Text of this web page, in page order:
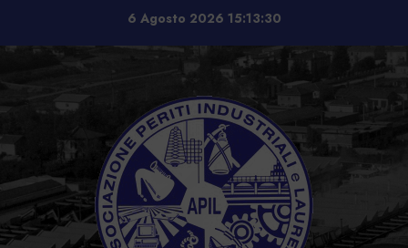
contenuto
6 Agosto 2026 15:13:30